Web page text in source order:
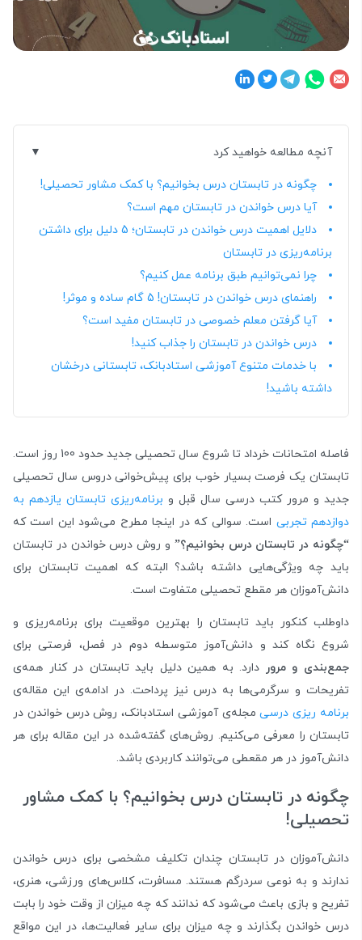
آنچه مطالعه خواهید کرد
چگونه در تابستان درس بخوانیم؟ با کمک مشاور تحصیلی!
آیا درس خواندن در تابستان مهم است؟
دلایل اهمیت درس خواندن در تابستان؛ 5 دلیل برای داشتن
برنامه‌ریزی در تابستان
چرا نمی‌توانیم طبق برنامه عمل کنیم؟
راهنمای درس خواندن در تابستان! 5 گام ساده و موثر!
آیا گرفتن معلم خصوصی در تابستان مفید است؟
درس خواندن در تابستان را جذاب کنید!
با خدمات متنوع آموزشی استادبانک، تابستانی درخشان
داشته باشید!
فاصله امتحانات خرداد تا شروع سال تحصیلی جدید حدود 100 روز است.
تابستان یک فرصت بسیار خوب برای پیش‌خوانی دروس سال تحصیلی
جدید و مرور کتب درسی سال قبل و برنامه‌ریزی تابستان یازدهم به
دوازدهم تجربی است. سوالی که در اینجا مطرح می‌شود این است که
“چگونه در تابستان درس بخوانیم؟” و روش درس خواندن در تابستان
باید چه ویژگی‌هایی داشته باشد؟ البته که اهمیت تابستان برای
دانش‌آموزان هر مقطع تحصیلی متفاوت است.
داوطلب کنکور باید تابستان را بهترین موقعیت برای برنامه‌ریزی و
شروع نگاه کند و دانش‌آموز متوسطه دوم در فصل، فرصتی برای
جمع‌بندی و مرور دارد. به همین دلیل باید تابستان در کنار همه‌ی
تفریحات و سرگرمی‌ها به درس نیز پرداحت. در ادامه‌ی این مقاله‌ی
برنامه ریزی درسیمجله‌ی آموزشی استادبانک، روش درس خواندن در
تابستان را معرفی می‌کنیم. روش‌های گفته‌شده در این مقاله برای هر
دانش‌آموز در هر مقعطی می‌توانند کاربردی باشد.
چگونه در تابستان درس بخوانیم؟ با کمک مشاور
تحصیلی!
دانش‌آموزان در تابستان چندان تکلیف مشخصی برای درس خواندن
ندارند و به نوعی سردرگم هستند. مسافرت، کلاس‌های ورزشی، هنری،
تفریح و بازی باعث می‌شود که ندانند که چه میزان از وقت خود را بابت
درس خواندن بگذارند و چه میزان برای سایر فعالیت‌ها، در این مواقع